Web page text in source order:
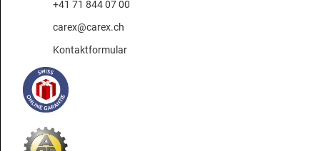
+41 71 844 07 00
carex@carex.ch
Kontaktformular